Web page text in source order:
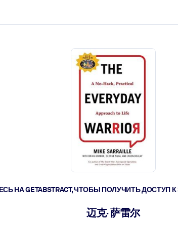
НА GETABSTRACT, ЧТОБЫ ПОЛУЧИТЬ
迈克· 萨雷尔